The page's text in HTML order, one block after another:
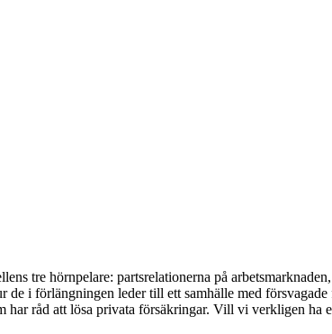
tre hörnpelare: partsrelationerna på
i förlängningen leder till ett samhälle med
råd att lösa privata försäkringar. Vill vi verkligen ha